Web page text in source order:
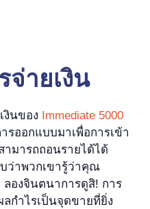
จ่ายเงิน
งินของ Immediate 5000
รออกแบบมาเพื่อการเข้า
ามารถถอนรายได้ได้
ว่าพวกเขารู้ว่าคุณ
ลองจินตนาการดูสิ! การ
กำไรเป็นจุดขายที่ยิ่ง